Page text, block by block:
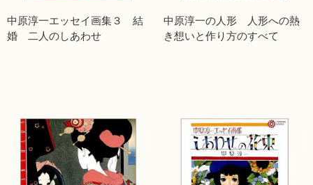
中原淳一エッセイ画集３ 結
婚 二人のしあわせ
中原淳一の人形 人形への熱
き想いと作り方のすべて